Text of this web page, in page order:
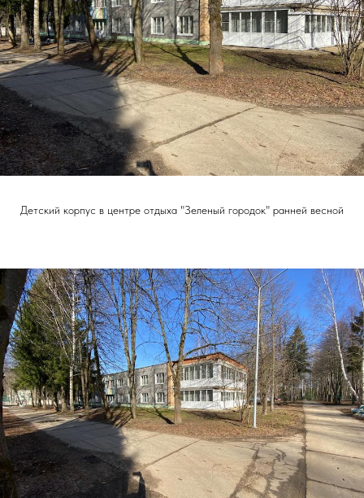
Детский корпус в центре отдыха "Зеленый городок" ранней весной